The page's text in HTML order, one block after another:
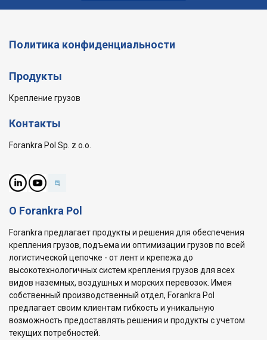
Политика конфиденциальности
Продукты
Крепление грузов
Контакты
Forankra Pol Sp. z o.o.
О Forankra Pol
Forankra предлагает продукты и решения для обеспечения
крепления грузов, подъема ии оптимизации грузов по всей
логистической цепочке - от лент и крепежа до
высокотехнологичных систем крепления грузов для всех
видов наземных, воздушных и морских перевозок. Имея
собственный производственный отдел, Forankra Pol
предлагает своим клиентам гибкость и уникальную
возможность предоставлять решения и продукты с учетом
текущих потребностей.